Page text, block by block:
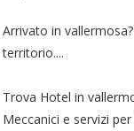
Arrivato in
territorio....
Trova Hotel in
Meccanici e servizi